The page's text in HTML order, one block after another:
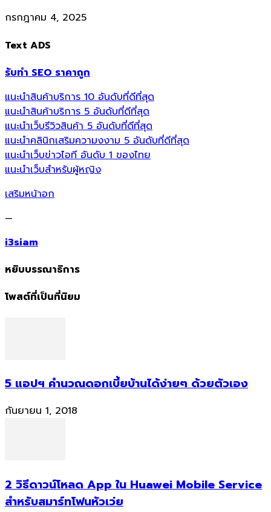
กรกฎาคม 4, 2025
Text ADS
รับทำ SEO ราคาถูก
แนะนำสินค้าบริการ 10 อันดับที่ดีที่สุด
แนะนำสินค้าบริการ 5 อันดับที่ดีที่สุด
แนะนำเว็บรีวิวสินค้า 5 อันดับที่ดีที่สุด
แนะนำคลินิกเสริมความงงาม 5 อันดับที่ดีที่สุด
แนะนำเว็บข่าวไอที อันดับ 1 ของไทย
แนะนำเว็บสำหรับผู้หญิง
เสริมหน้าอก
—
i3siam
หยิบบรรณาธิการ
โพสต์ที่เป็นที่นิยม
5 แอปฯ คำนวณดอกเบี้ยบ้านได้ง่ายๆ ด้วยตัวเอง
กันยายน 1, 2018
2 วิธีดาวน์โหลด App ใน Huawei Mobile Service
สำหรับสมาร์ทโฟนหัวเว่ย